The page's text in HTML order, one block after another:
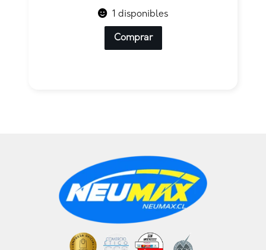
1 disponibles
Comprar